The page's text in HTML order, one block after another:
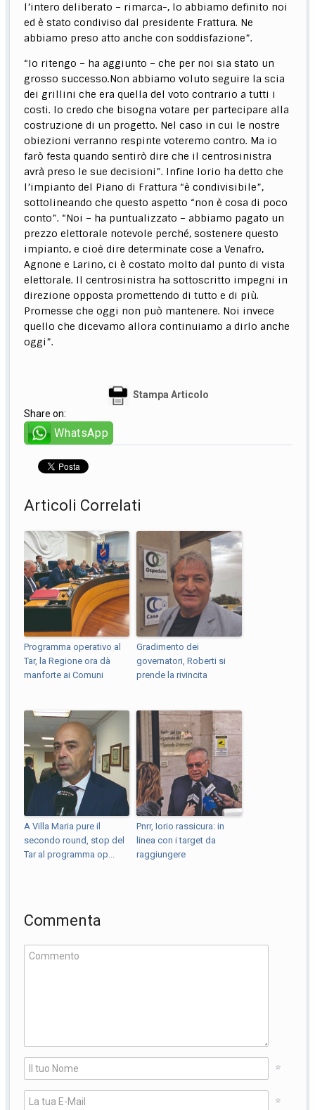
l’intero deliberato – rimarca-, lo abbiamo definito noi
ed è stato condiviso dal presidente Frattura. Ne
abbiamo preso atto anche con soddisfazione”.
“Io ritengo – ha aggiunto – che per noi sia stato un
grosso successo.Non abbiamo voluto seguire la scia
dei grillini che era quella del voto contrario a tutti i
costi. Io credo che bisogna votare per partecipare alla
costruzione di un progetto. Nel caso in cui le nostre
obiezioni verranno respinte voteremo contro. Ma io
farò festa quando sentirò dire che il centrosinistra
avrà preso le sue decisioni”. Infine Iorio ha detto che
l’impianto del Piano di Frattura “è condivisibile”,
sottolineando che questo aspetto “non è cosa di poco
conto”. “Noi – ha puntualizzato – abbiamo pagato un
prezzo elettorale notevole perché, sostenere questo
impianto, e cioè dire determinate cose a Venafro,
Agnone e Larino, ci è costato molto dal punto di vista
elettorale. Il centrosinistra ha sottoscritto impegni in
direzione opposta promettendo di tutto e di più.
Promesse che oggi non può mantenere. Noi invece
quello che dicevamo allora continuiamo a dirlo anche
oggi”.
Stampa Articolo
Share on:
WhatsApp
Articoli Correlati
Programma operativo al
Tar, la Regione ora dà
manforte ai Comuni
Gradimento dei
governatori, Roberti si
prende la rivincita
A Villa Maria pure il
secondo round, stop del
Tar al programma op...
Pnrr, Iorio rassicura: in
linea con i target da
raggiungere
Commenta
*
*